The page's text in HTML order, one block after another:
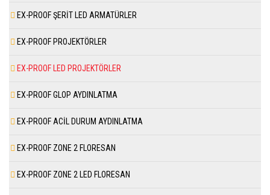
EX-PROOF ŞERİT LED ARMATÜRLER
EX-PROOF PROJEKTÖRLER
EX-PROOF LED PROJEKTÖRLER
EX-PROOF GLOP AYDINLATMA
EX-PROOF ACİL DURUM AYDINLATMA
EX-PROOF ZONE 2 FLORESAN
EX-PROOF ZONE 2 LED FLORESAN